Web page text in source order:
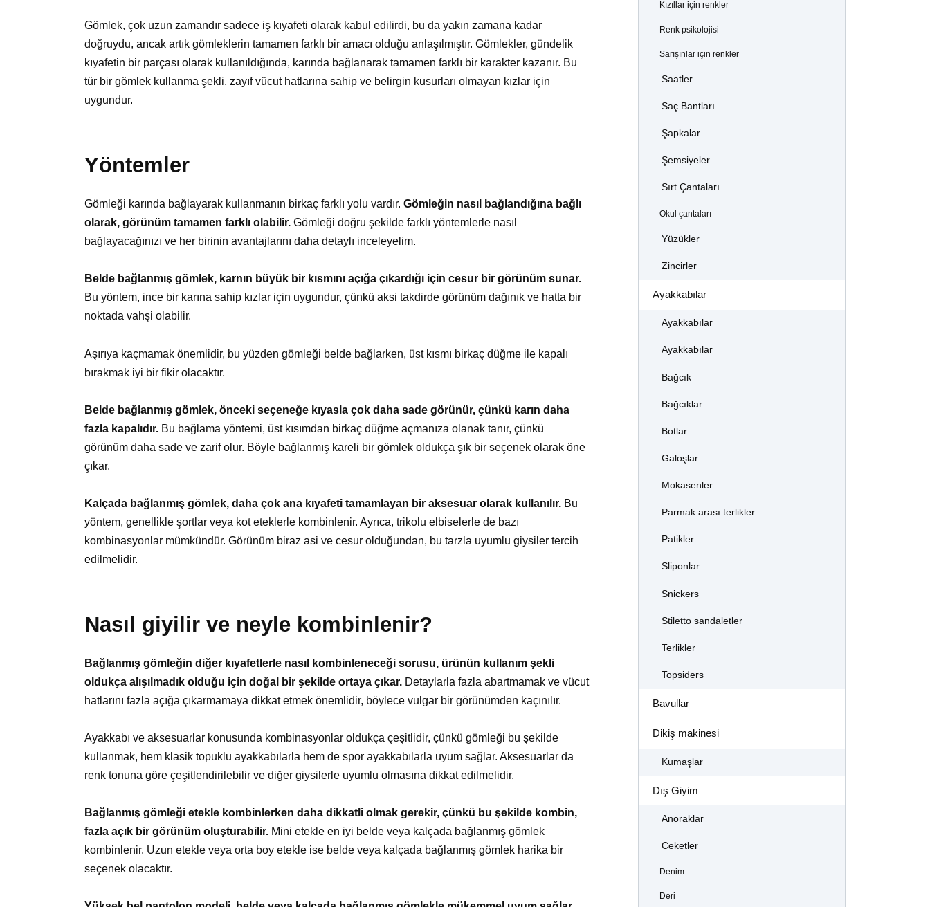
Gömlek, çok uzun zamandır sadece iş kıyafeti olarak kabul edilirdi, bu da yakın zamana kadar
doğruydu, ancak artık gömleklerin tamamen farklı bir amacı olduğu anlaşılmıştır. Gömlekler, gündelik
kıyafetin bir parçası olarak kullanıldığında, karında bağlanarak tamamen farklı bir karakter kazanır. Bu
tür bir gömlek kullanma şekli, zayıf vücut hatlarına sahip ve belirgin kusurları olmayan kızlar için
uygundur.
Yöntemler
Gömleği karında bağlayarak kullanmanın birkaç farklı yolu vardır. Gömleğin nasıl bağlandığına bağlı
olarak, görünüm tamamen farklı olabilir. Gömleği doğru şekilde farklı yöntemlerle nasıl
bağlayacağınızı ve her birinin avantajlarını daha detaylı inceleyelim.
Belde bağlanmış gömlek, karnın büyük bir kısmını açığa çıkardığı için cesur bir görünüm sunar.
Bu yöntem, ince bir karına sahip kızlar için uygundur, çünkü aksi takdirde görünüm dağınık ve hatta bir
noktada vahşi olabilir.
Aşırıya kaçmamak önemlidir, bu yüzden gömleği belde bağlarken, üst kısmı birkaç düğme ile kapalı
bırakmak iyi bir fikir olacaktır.
Belde bağlanmış gömlek, önceki seçeneğe kıyasla çok daha sade görünür, çünkü karın daha
fazla kapalıdır. Bu bağlama yöntemi, üst kısımdan birkaç düğme açmanıza olanak tanır, çünkü
görünüm daha sade ve zarif olur. Böyle bağlanmış kareli bir gömlek oldukça şık bir seçenek olarak öne
çıkar.
Kalçada bağlanmış gömlek, daha çok ana kıyafeti tamamlayan bir aksesuar olarak kullanılır. Bu
yöntem, genellikle şortlar veya kot eteklerle kombinlenir. Ayrıca, trikolu elbiselerle de bazı
kombinasyonlar mümkündür. Görünüm biraz asi ve cesur olduğundan, bu tarzla uyumlu giysiler tercih
edilmelidir.
Nasıl giyilir ve neyle kombinlenir?
Bağlanmış gömleğin diğer kıyafetlerle nasıl kombinleneceği sorusu, ürünün kullanım şekli
oldukça alışılmadık olduğu için doğal bir şekilde ortaya çıkar. Detaylarla fazla abartmamak ve vücut
hatlarını fazla açığa çıkarmamaya dikkat etmek önemlidir, böylece vulgar bir görünümden kaçınılır.
Ayakkabı ve aksesuarlar konusunda kombinasyonlar oldukça çeşitlidir, çünkü gömleği bu şekilde
kullanmak, hem klasik topuklu ayakkabılarla hem de spor ayakkabılarla uyum sağlar. Aksesuarlar da
renk tonuna göre çeşitlendirilebilir ve diğer giysilerle uyumlu olmasına dikkat edilmelidir.
Bağlanmış gömleği etekle kombinlerken daha dikkatli olmak gerekir, çünkü bu şekilde kombin,
fazla açık bir görünüm oluşturabilir. Mini etekle en iyi belde veya kalçada bağlanmış gömlek
kombinlenir. Uzun etekle veya orta boy etekle ise belde veya kalçada bağlanmış gömlek harika bir
seçenek olacaktır.
Kızıllar için renkler
Renk psikolojisi
Sarışınlar için renkler
Saatler
Saç Bantları
Şapkalar
Şemsiyeler
Sırt Çantaları
Okul çantaları
Yüzükler
Zincirler
Ayakkabılar
Ayakkabılar
Ayakkabılar
Bağcık
Bağcıklar
Botlar
Galoşlar
Mokasenler
Parmak arası terlikler
Patikler
Sliponlar
Snickers
Stiletto sandaletler
Terlikler
Topsiders
Bavullar
Dikiş makinesi
Kumaşlar
Dış Giyim
Anoraklar
Ceketler
Denim
Deri